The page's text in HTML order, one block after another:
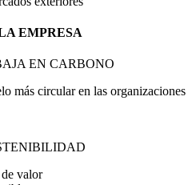
EMPRESA
EN CARBONO
más circular en las organizaciones
valor